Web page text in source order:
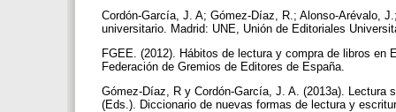
Cordón-García, J. A; Gómez-Díaz, R.; Alonso-Arévalo,
universitario. Madrid: UNE, Unión de Editoriales
FGEE. (2012). Hábitos de lectura y compra de libros
Federación de Gremios de Editores de España.
Gómez-Díaz, R y Cordón-García, J. A. (2013a).
(Eds.). Diccionario de nuevas formas de lectura y